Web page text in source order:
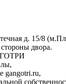
д. 15/8
двора.
gangotri.ru,